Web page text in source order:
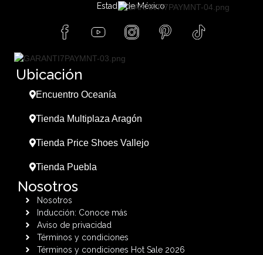
Estado de México.
Ubicación
Encuentro Oceanía
Tienda Multiplaza Aragón
Tienda Price Shoes Vallejo
Tienda Puebla
Nosotros
Nosotros
Inducción: Conoce más
Aviso de privacidad
Términos y condiciones
Términos y condiciones Hot Sale 2026